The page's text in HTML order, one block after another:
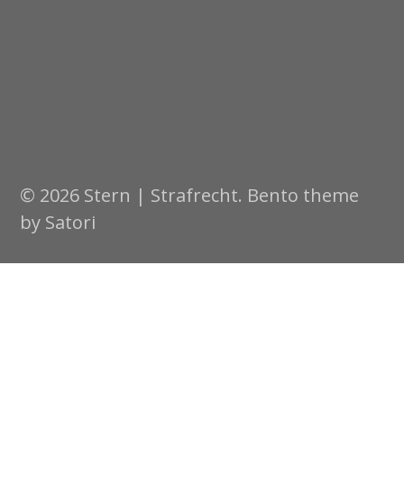
© 2026 Stern | Strafrecht. Bento theme
by Satori